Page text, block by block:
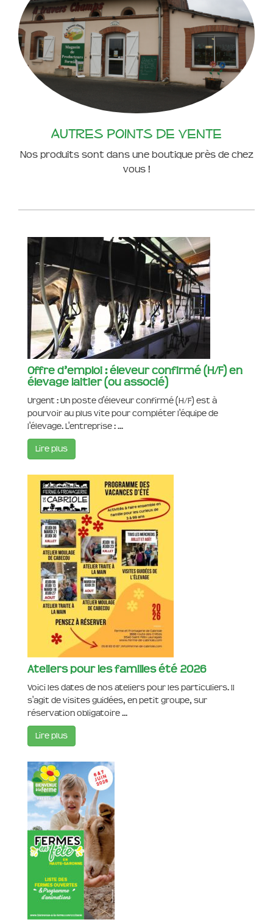
Autres points de vente
Nos produits sont dans une boutique près de chez
vous !
Offre d’emploi : éleveur confirmé (H/F) en
élevage laitier (ou associé)
Urgent : Un poste d'éleveur confirmé (H/F) est à
pourvoir au plus vite pour compléter l'équipe de
l'élevage. L'entreprise : ...
Lire plus
Ateliers pour les familles été 2026
Voici les dates de nos ateliers pour les particuliers. Il
s'agit de visites guidées, en petit groupe, sur
réservation obligatoire ...
Lire plus